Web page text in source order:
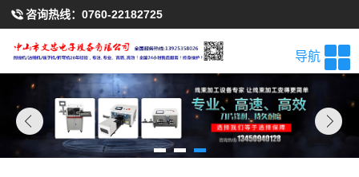
咨询热线： 0760-22182725
导航